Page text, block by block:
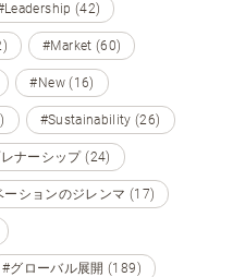
(42)
#Market (60)
#New (16)
#Sustainability (26)
ナーシップ (24)
ーションのジレンマ (17)
#グローバル展開 (189)